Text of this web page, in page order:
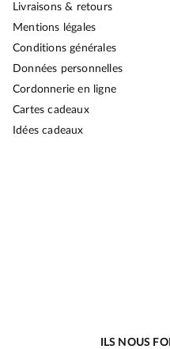
Livraisons & retours
Mentions légales
Conditions générales
Données personnelles
Cordonnerie en ligne
Cartes cadeaux
Idées cadeaux
ILS NOUS